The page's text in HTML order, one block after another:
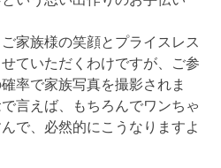
家族様の笑顔とプライスレス
ていただくわけですが、ご参
率で家族写真を撮影されま
言えば、もちろんでワンちゃ
で、必然的にこうなりますよ